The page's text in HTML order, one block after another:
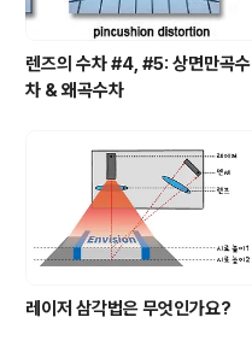
렌즈의 수차 #4, #5: 상면만곡수
차 & 왜곡수차
레이저 삼각법은 무엇인가요?